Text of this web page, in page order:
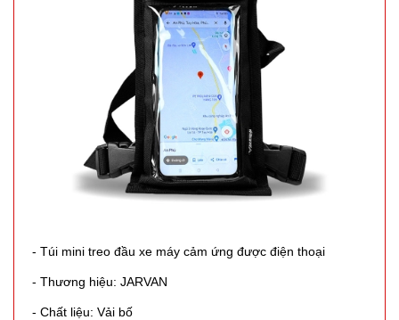
- Túi mini treo đầu xe máy cảm ứng được điện thoại
- Thương hiệu: JARVAN
- Chất liệu: Vải bố